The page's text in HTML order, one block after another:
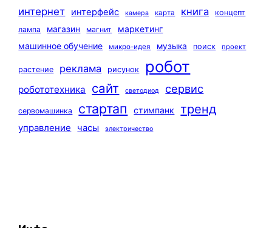
интернет интерфейс камера карта книга
концепт
лампа
магазин магнит
маркетинг
машинное обучение
микро-идея музыка поиск проект
растение реклама рисунок робот
робототехника сайт светодиод сервис
сервомашинка стартап стимпанк тренд
управление часы электричество